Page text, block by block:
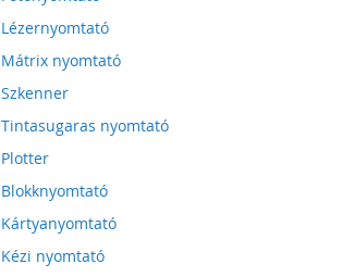
Lézernyomtató
Mátrix nyomtató
Szkenner
Tintasugaras nyomtató
Plotter
Blokknyomtató
Kártyanyomtató
Kézi nyomtató